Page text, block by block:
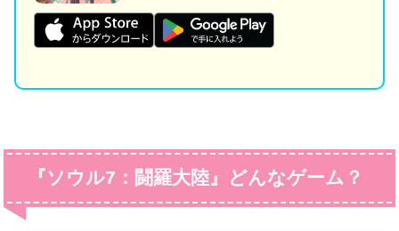
『ソウル7：闘羅大陸』どんなゲーム？